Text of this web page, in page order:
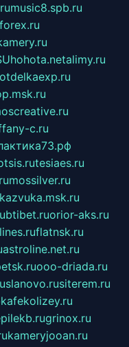
music8.spb.ru
hohota.netalimy.ru
otdelkaexp.ru
c.ru
tesiaes.ru
mossilver.ru
orior-aks.ru
flatnsk.ru
astroline.net.ru
ooo-driada.ru
siterem.ru
kafekolizey.ru
grinox.ru
kameryjooan.ru